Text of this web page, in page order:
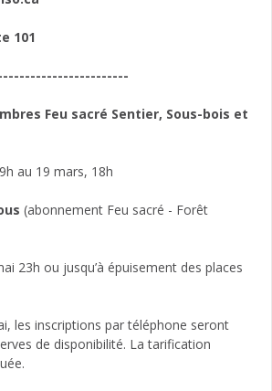
101
Feu sacré Sentier, Sous-bois et
au 19 mars, 18h
(abonnement Feu sacré - Forêt
23h ou jusqu’à épuisement des places
les inscriptions par téléphone seront
de disponibilité. La tarification